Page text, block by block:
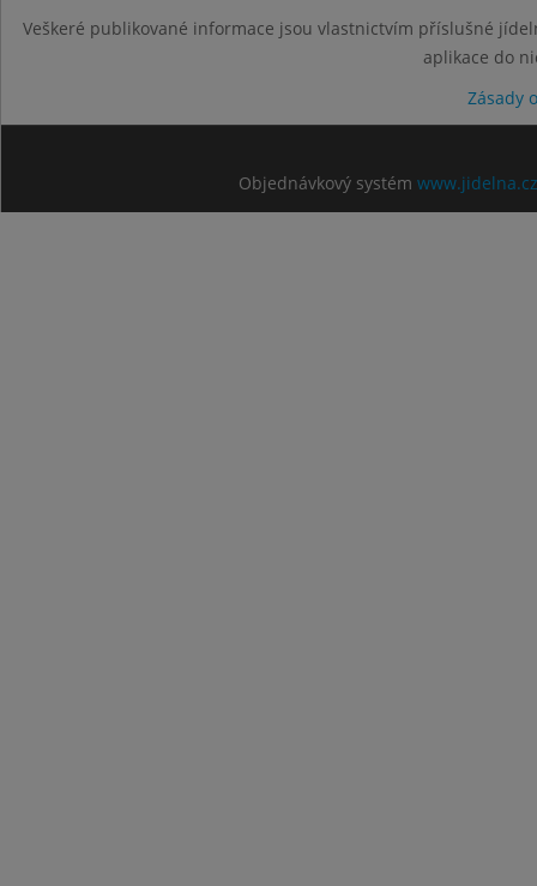
Veškeré publikované informace jsou vlastnictvím příslušné
aplikace do
Zásady
Objednávkový systém www.jidelna.cz